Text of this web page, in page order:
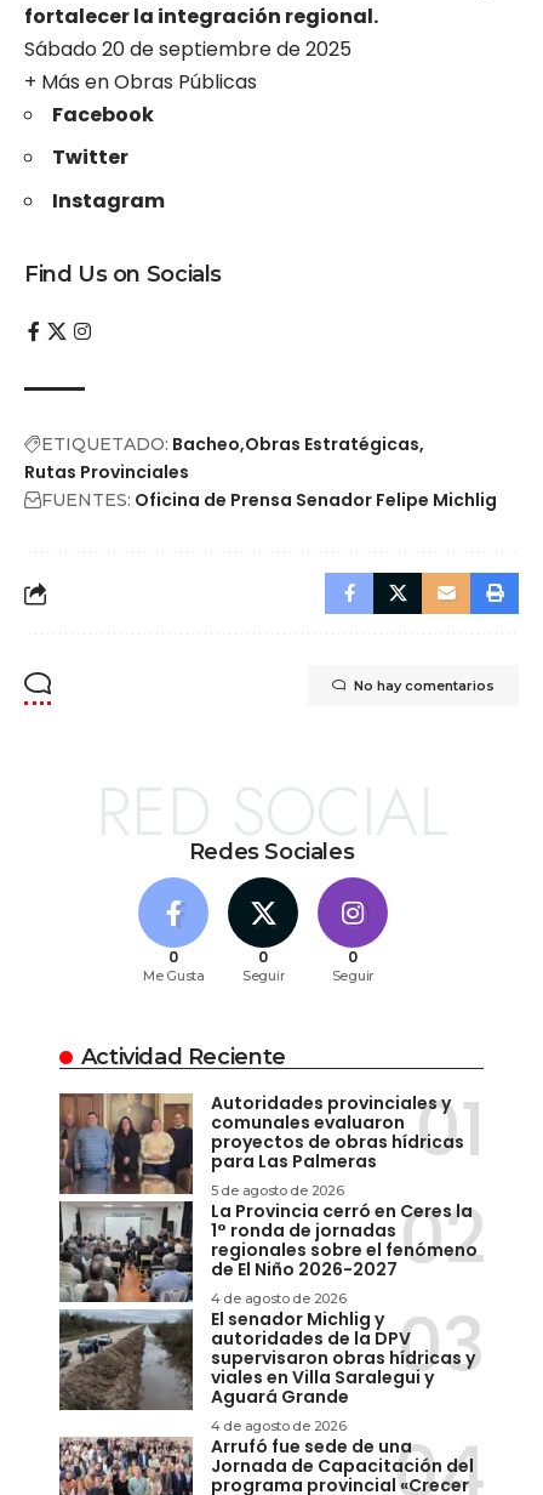
fortalecer la integración regional.
Sábado 20 de septiembre de 2025
+ Más enObras Públicas
Facebook
Twitter
Instagram
Find Us on Socials
ETIQUETADO: Bacheo Obras Estratégicas
Rutas Provinciales
FUENTES: Oficina de Prensa Senador Felipe Michlig
No hay comentarios
Redes Sociales
RED SOCIAL
0
Me Gusta
0
Seguir
0
Seguir
Actividad Reciente
Autoridades provinciales y
comunales evaluaron
proyectos de obras hídricas
para Las Palmeras
5 de agosto de 2026
La Provincia cerró en Ceres la
1° ronda de jornadas
regionales sobre el fenómeno
de El Niño 2026-2027
4 de agosto de 2026
El senador Michlig y
autoridades de la DPV
supervisaron obras hídricas y
viales en Villa Saralegui y
Aguará Grande
4 de agosto de 2026
Arrufó fue sede de una
Jornada de Capacitación del
programa provincial «Crecer